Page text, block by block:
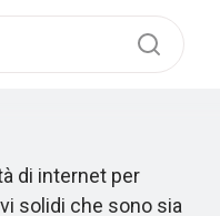
di internet per
solidi che sono sia